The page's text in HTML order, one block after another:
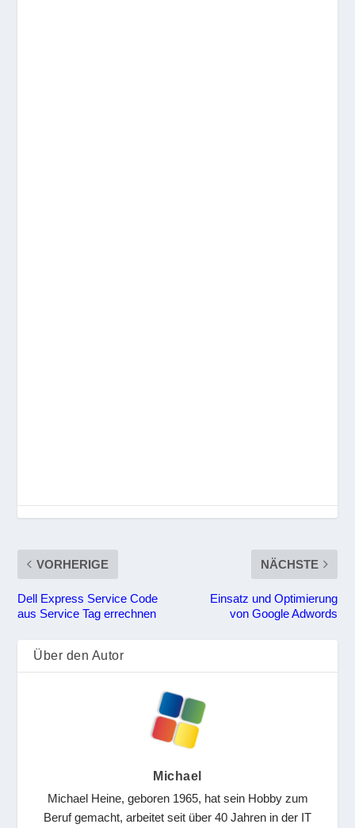
VORHERIGE
Dell Express Service Code
aus Service Tag errechnen
NÄCHSTE
Einsatz und Optimierung
von Google Adwords
Über den Autor
Michael
Michael Heine, geboren 1965, hat sein Hobby zum
Beruf gemacht, arbeitet seit über 40 Jahren in der IT